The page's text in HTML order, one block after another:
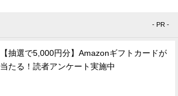
- PR -
【抽選で5,000円分】Amazonギフトカードが
当たる！読者アンケート実施中